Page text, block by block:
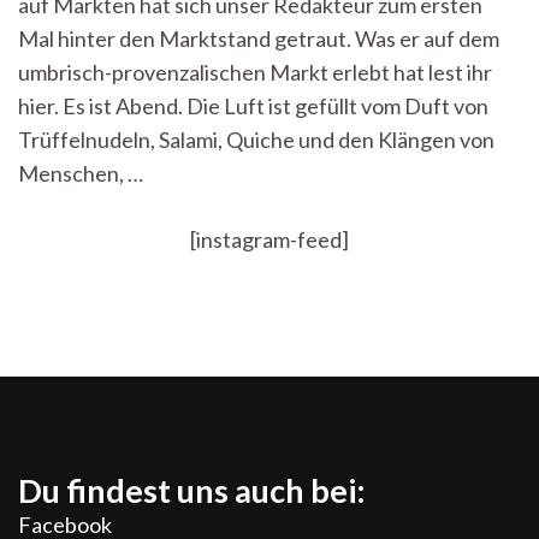
Etwas
Luft
aus
dem
Glas
lassen
Mal hinter den Marktstand getraut. Was er auf dem
umbrisch-provenzalischen Markt erlebt hat lest ihr
hier. Es ist Abend. Die Luft ist gefüllt vom Duft von
Trüffelnudeln, Salami, Quiche und den Klängen von
Menschen, …
[instagram-feed]
Du findest uns auch bei:
Facebook